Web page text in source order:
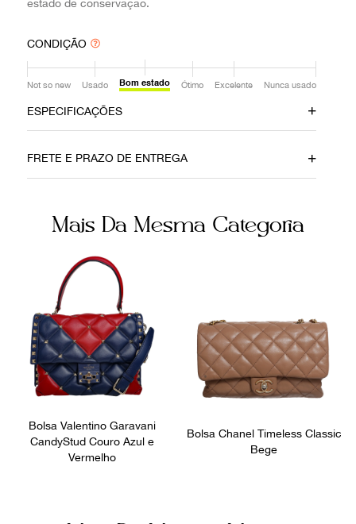
estado de conservação.
CONDIÇÃO
Not so new Usado Bom estado Ótimo Excelente Nunca usado
ESPECIFICAÇÕES
16052020 Tecido
Cru Zíper
Ocasião
Dia a Dia
FRETE E PRAZO DE ENTREGA
Mais Da Mesma Categoria
Bolsa Valentino Garavani
CandyStud Couro Azul e
Vermelho
Bolsa Chanel Timeless Classic
Bege